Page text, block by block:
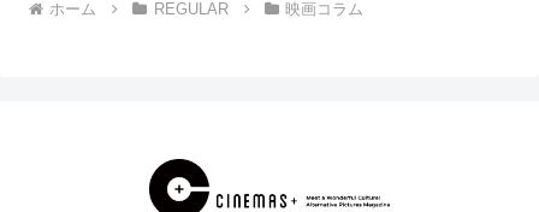
ホーム REGULAR 映画コラム